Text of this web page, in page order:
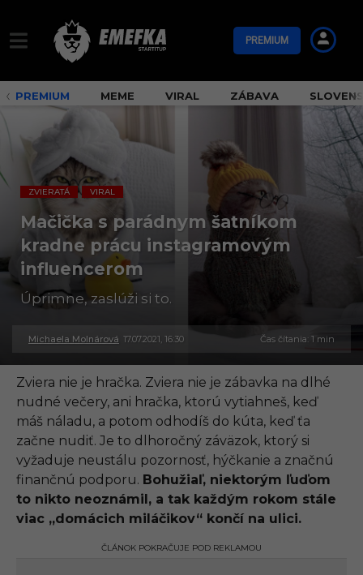
PREMIUM
PREMIUM MEME VIRAL ZÁBAVA
ZVIERATÁ
,
VIRAL
Mačička s parádnym šatníkom
kradne prácu instagramovým
influencerom
Úprimne, zaslúži si to.
Michaela Molnárová 17.07.2021, 16:30
3
.
0
.
2
2
1
1
1
1
Čas čítania: 1 min
Zviera nie je hračka. Zviera nie je zábavka na dlhé
nudné večery, ani hračka, ktorú vytiahneš, keď
máš náladu, a potom odhodíš do kúta, keď ťa
začne nudiť. Je to dlhoročný záväzok, ktorý si
vyžaduje neustálu pozornosť, hýčkanie a značnú
finančnú podporu. Bohužiaľ, niektorým ľuďom
to nikto neoznámil, a tak každým rokom stále
viac „domácich miláčikov“ končí na ulici.
ČLÁNOK POKRAČUJE POD REKLAMOU